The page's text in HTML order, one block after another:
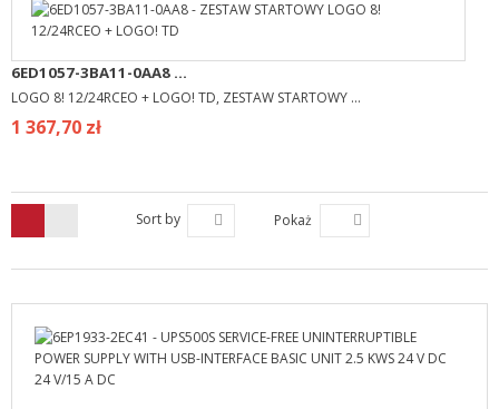
6ED1057-3BA11-0AA8 ...
LOGO 8! 12/24RCEO + LOGO! TD, ZESTAW STARTOWY ...
1 367,70 zł
Sort by Pokaż